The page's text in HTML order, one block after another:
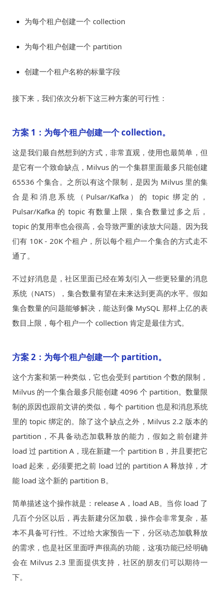
为每个租户创建一个 collection
为每个租户创建一个 partition
创建一个租户名称的标量字段
接下来，我们依次分析下这三种方案的可行性：
方案 1：为每个租户创建一个 collection。
这是我们最自然想到的方式，非常直观，使用也最简单，但
是它有一个致命缺点，Milvus 的一个集群里面最多只能创建
65536 个集合。之所以有这个限制，是因为 Milvus 里的集
合是和消息系统（Pulsar/Kafka）的 topic 绑定的，
Pulsar/Kafka 的 topic 有数量上限，集合数量过多之后，
topic 的复用率也会很高，会导致严重的读放大问题。因为我
们有 10K - 20K 个租户，所以每个租户一个集合的方式走不
通了。
不过好消息是，社区里面已经在筹划引入一些更轻量的消息
系统（NATS），集合数量有望在未来达到更高的水平。假如
集合数量的问题能够解决，能达到像 MySQL 那样上亿的表
数目上限，每个租户一个 collection 肯定是最佳方式。
方案 2：为每个租户创建一个 partition。
这个方案和第一种类似，它也会受到 partition 个数的限制，
Milvus 的一个集合最多只能创建 4096 个 partition。数量限
制的原因也跟前文讲的类似，每个 partition 也是和消息系统
里的 topic 绑定的。除了这个缺点之外，Milvus 2.2 版本的
partition，不具备动态加载释放的能力，假如之前创建并
load 过 partition A，现在新建一个 partition B，并且要把它
load 起来，必须要把之前 load 过的 partition A 释放掉，才
能 load 这个新的 partition B。
简单描述这个操作就是：release A，load AB。当你 load 了
几百个分区以后，再去新建分区加载，操作会非常复杂，基
本不具备可行性。不过给大家预告一下，分区动态加载释放
的需求，也是社区里面呼声很高的功能，这项功能已经明确
会在 Milvus 2.3 里面提供支持，社区的朋友们可以期待一
下。